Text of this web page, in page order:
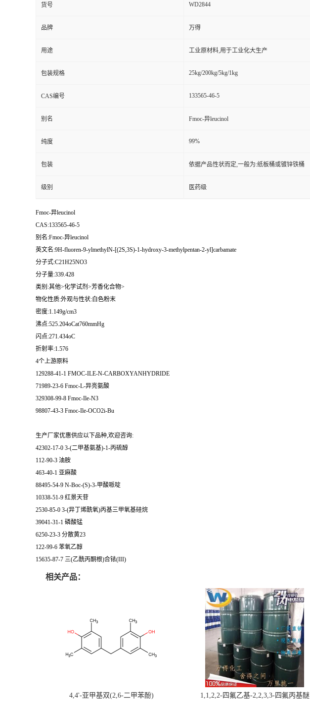
货号 WD2844
品牌 万得
用途 工业原材料,用于工业化大生产
包装规格 25kg/200kg/5kg/1kg
CAS编号 133565-46-5
别名 Fmoc-异leucinol
纯度 99%
包装 依据产品性状而定,一般为:纸板桶或镀锌铁桶
级别 医药级
Fmoc-异leucinol
CAS:133565-46-5
别名:Fmoc-异leucinol
英文名:9H-fluoren-9-ylmethylN-[(2S,3S)-1-hydroxy-3-methylpentan-2-yl]carbamate
分子式:C21H25NO3
分子量:339.428
类别:其他>化学试剂>芳香化合物>
物化性质:外观与性状:白色粉末
密度:1.149g/cm3
沸点:525.204oCat760mmHg
闪点:271.434oC
折射率:1.576
4个上游原料
129288-41-1 FMOC-ILE-N-CARBOXYANHYDRIDE
71989-23-6 Fmoc-L-异亮氨酸
329308-99-8 Fmoc-Ile-N3
98807-43-3 Fmoc-Ile-OCO2i-Bu
生产厂家优惠供应以下品种,欢迎咨询:
42302-17-0 3-(二甲基氨基)-1-丙硫醇
112-90-3 油胺
463-40-1 亚麻酸
88495-54-9 N-Boc-(S)-3-甲酸哌啶
10338-51-9 红景天苷
2530-85-0 3-(异丁烯酰氧)丙基三甲氧基硅烷
39041-31-1 磷酸锰
6250-23-3 分散黄23
122-99-6 苯氧乙醇
15635-87-7 三(乙酰丙酮根)合铱(III)
相关产品：
4,4'-亚甲基双(2,6-二甲苯酚) 1,1,2,2-四氟乙基-2,2,3,3-四氟丙基醚